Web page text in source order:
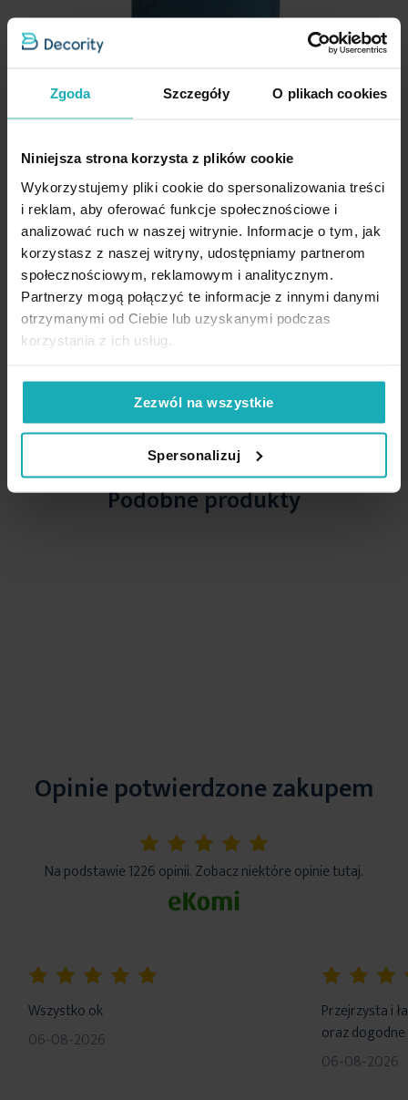
Zgoda Szczegóły O plikach cookies
Niniejsza strona korzysta z plików cookie
Wykorzystujemy pliki cookie do spersonalizowania treści
i reklam, aby oferować funkcje społecznościowe i
analizować ruch w naszej witrynie. Informacje o tym, jak
korzystasz z naszej witryny, udostępniamy partnerom
społecznościowym, reklamowym i analitycznym.
Partnerzy mogą połączyć te informacje z innymi danymi
otrzymanymi od Ciebie lub uzyskanymi podczas
korzystania z ich usług.
Zezwól na wszystkie
Spersonalizuj
Ozdobne pikowanie
: Stylowe pikowanie dodaje elegancji i
klasycznego wyglądu, a jednocześnie zapewnia dodatkową
Uniwersalny rozmiar: Pasuje do większości standardowych
krzeseł, co sprawia, że jest wszechstronnym dodatkiem do
Łatwe czyszczenie: Tkanina, którą można łatwo przetrzeć
wilgotną szmatką, co pozwala na szybkie i bezproblemowe
usuwanie zabrudzeń.
Dane techniczne:
długość: 40 cm
szerokość: 40 cm
wysokość: 5 cm
skład: 100% poliester
długość troczków: 30 cm
gramatura: 150 g/m2
Poszewka na poduszkę 45x45
cm z gładkiej tkaniny
wodoodpornej do ogrodu i na
taras granatowa GARDEN 5
Eurofirany
31,40 zł
Dodaj do koszyka
High-contrast mode
Podobne produkty
Opinie potwierdzone zakupem
5%
Na podstawie 1226 opinii. Zobacz niektóre opinie tutaj.
Wszystko ok
06-08-2026
Przejrzysta i
oraz
06-08-2026